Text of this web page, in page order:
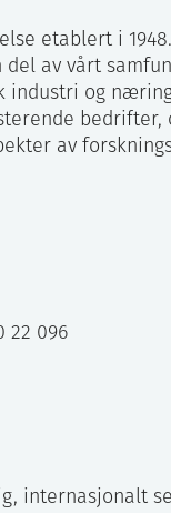
etablert i
av vårt
industri og
bedrifter,
av
22 096
internasjonalt